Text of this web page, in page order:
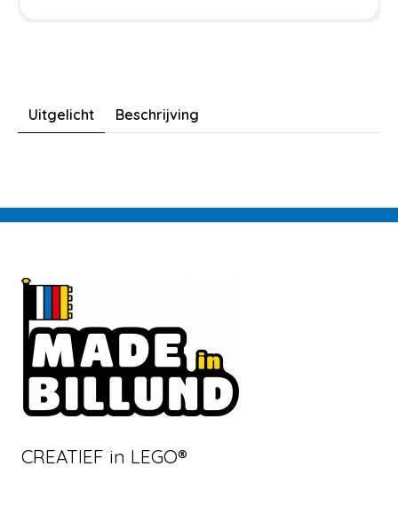
Uitgelicht Beschrijving
CREATIEF in LEGO®